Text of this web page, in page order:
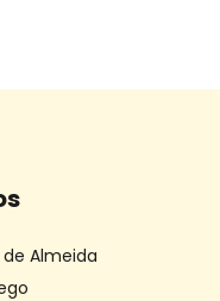
de Almeida